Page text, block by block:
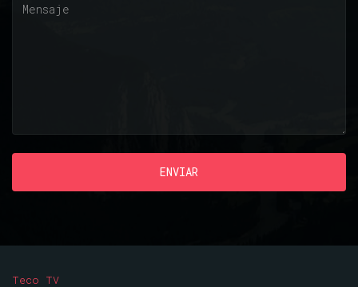
ENVIAR
Teco TV